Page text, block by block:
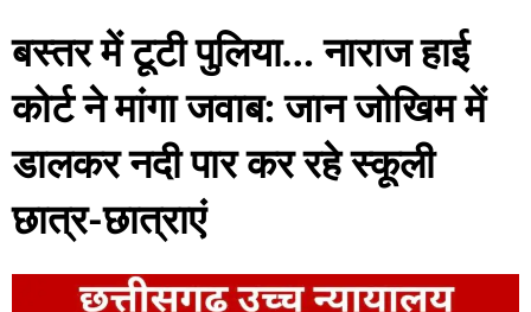
बस्तर में टूटी पुलिया… नाराज हाई
कोर्ट ने मांगा जवाब: जान जोखिम में
डालकर नदी पार कर रहे स्कूली
छात्र-छात्राएं